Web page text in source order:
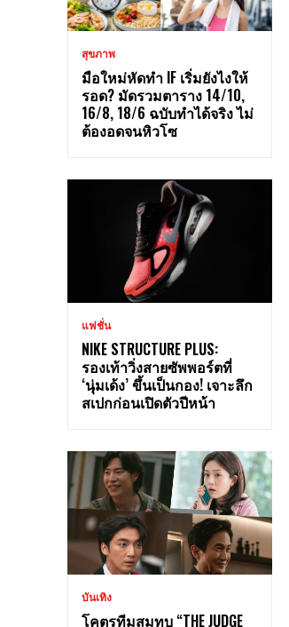
สุขภาพ
มือใหม่หัดทำ IF เริ่มยังไงให้
รอด? มัดรวมตาราง 14/10,
16/8, 18/6 ฉบับทำได้จริง ไม่
ต้องอดจนหิวโซ
แฟชั่น
NIKE STRUCTURE PLUS:
รองเท้าวิ่งสายซัพพอร์ตที่
‘นุ่มเด้ง’ ขึ้นเป็นกอง! เจาะลึก
สเปกก่อนเปิดตัวปีหน้า
บันเทิง
โคตรทีมสมทบ “THE JUDGE